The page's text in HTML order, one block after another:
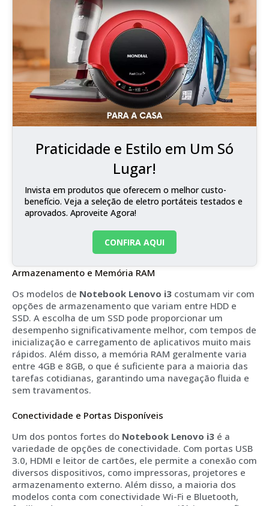
Praticidade e Estilo em Um Só
Lugar!
Invista em produtos que oferecem o melhor custo-
benefício. Veja a seleção de eletro portáteis testados e
aprovados. Aproveite Agora!
CONFIRA AQUI
Armazenamento e Memória RAM
Os modelos de Notebook Lenovo i3 costumam vir com
opções de armazenamento que variam entre HDD e
SSD. A escolha de um SSD pode proporcionar um
desempenho significativamente melhor, com tempos de
inicialização e carregamento de aplicativos muito mais
rápidos. Além disso, a memória RAM geralmente varia
entre 4GB e 8GB, o que é suficiente para a maioria das
tarefas cotidianas, garantindo uma navegação fluida e
sem travamentos.
Conectividade e Portas Disponíveis
Um dos pontos fortes do Notebook Lenovo i3 é a
variedade de opções de conectividade. Com portas USB
3.0, HDMI e leitor de cartões, ele permite a conexão com
diversos dispositivos, como impressoras, projetores e
armazenamento externo. Além disso, a maioria dos
modelos conta com conectividade Wi-Fi e Bluetooth,